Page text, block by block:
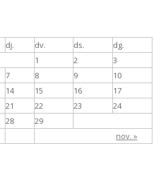
dj. dv. ds. dg.
nov. »
1 2
3
7 8 9
10
14 15 16
17
21 22 23
24
28 29